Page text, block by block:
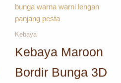
Kebaya
Kebaya Maroon
Bordir Bunga 3D